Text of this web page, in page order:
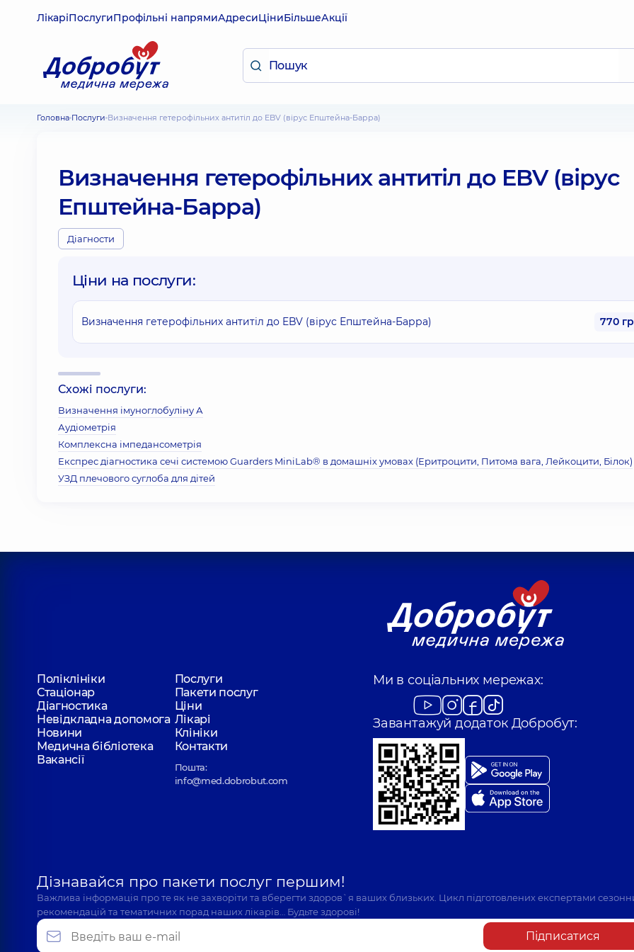
ЛікаріПослугиПрофільні напрямиАдресиЦіниБільшеАкції
Головна Послуги Визначення гетерофільних антитіл до EBV (вірус Епштейна-Барра)
Визначення гетерофільних антитіл до EBV (вірус
Епштейна-Барра)
Діагности
Ціни на послуги:
Визначення гетерофільних антитіл до EBV (вірус Епштейна-Барра) 770
Схожі послуги:
Визначення імуноглобуліну А
Аудіометрія
Комплексна імпедансометрія
Експрес діагностика сечі системою Guarders MiniLab® в домашніх умовах (Еритроцити, Питома вага, Лейкоцити, Бiлок)
УЗД плечового суглоба для дітей
Поліклініки
Послуги
Стаціонар
Пакети послуг
Діагностика
Ціни
Невідкладна допомога Лікарі
Новини
Клініки
Медична бібліотека
Контакти
Вакансії
Пошта:
info@med.dobrobut.com
Ми в соціальних мережах:
Завантажуй додаток Добробут:
Дізнавайся про пакети послуг першим!
Важлива інформація про те як не захворіти та вберегти здоров`я ваших близьких. Цикл підготовлених експертами
рекомендацій та тематичних порад наших лікарів… Будьте здорові!
Підписатися